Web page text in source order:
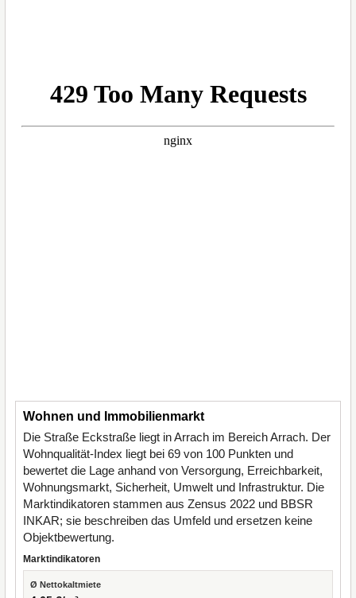
Wohnen und Immobilienmarkt
Die Straße Eckstraße liegt in Arrach im Bereich Arrach. Der
Wohnqualität-Index liegt bei 69 von 100 Punkten und
bewertet die Lage anhand von Versorgung, Erreichbarkeit,
Wohnungsmarkt, Sicherheit, Umwelt und Infrastruktur. Die
Marktindikatoren stammen aus Zensus 2022 und BBSR
INKAR; sie beschreiben das Umfeld und ersetzen keine
Objektbewertung.
Marktindikatoren
Ø Nettokaltmiete